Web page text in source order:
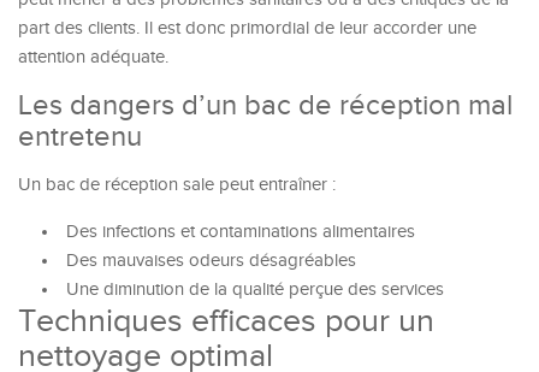
part des clients. Il est donc primordial de leur accorder une
attention adéquate.
Les dangers d’un bac de réception mal
entretenu
Un bac de réception sale peut entraîner :
Des infections et contaminations alimentaires
Des mauvaises odeurs désagréables
Une diminution de la qualité perçue des services
Techniques efficaces pour un
nettoyage optimal